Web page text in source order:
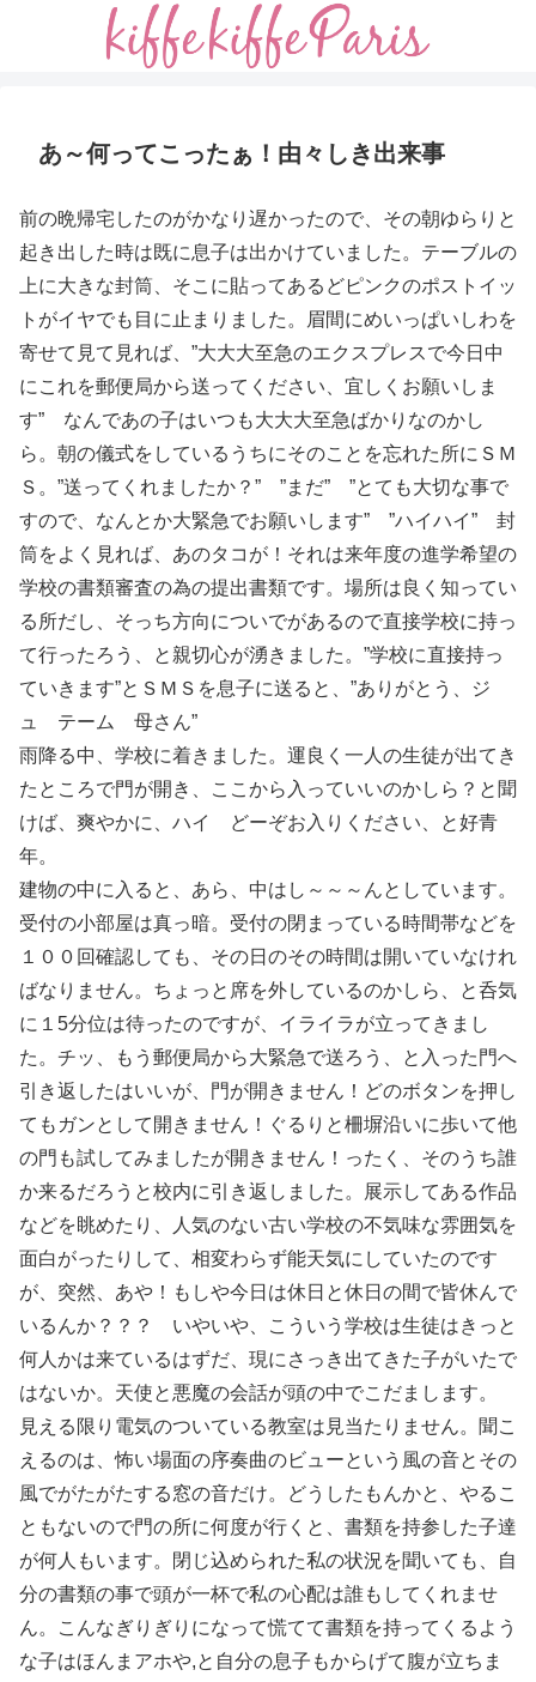
あ～何ってこったぁ！由々しき出来事
前の晩帰宅したのがかなり遅かったので、その朝ゆらりと
起き出した時は既に息子は出かけていました。テーブルの
上に大きな封筒、そこに貼ってあるどピンクのポストイッ
トがイヤでも目に止まりました。眉間にめいっぱいしわを
寄せて見て見れば、”大大大至急のエクスプレスで今日中
にこれを郵便局から送ってください、宜しくお願いしま
す” なんであの子はいつも大大大至急ばかりなのかし
ら。朝の儀式をしているうちにそのことを忘れた所にＳＭ
Ｓ。”送ってくれましたか？” ”まだ” ”とても大切な事で
すので、なんとか大緊急でお願いします” ”ハイハイ” 封
筒をよく見れば、あのタコが！それは来年度の進学希望の
学校の書類審査の為の提出書類です。場所は良く知ってい
る所だし、そっち方向についでがあるので直接学校に持っ
て行ったろう、と親切心が湧きました。”学校に直接持っ
ていきます”とＳＭＳを息子に送ると、”ありがとう、ジ
ュ テーム 母さん”
雨降る中、学校に着きました。運良く一人の生徒が出てき
たところで門が開き、ここから入っていいのかしら？と聞
けば、爽やかに、ハイ どーぞお入りください、と好青
年。
建物の中に入ると、あら、中はし～～～んとしています。
受付の小部屋は真っ暗。受付の閉まっている時間帯などを
１００回確認しても、その日のその時間は開いていなけれ
ばなりません。ちょっと席を外しているのかしら、と呑気
に１5分位は待ったのですが、イライラが立ってきまし
た。チッ、もう郵便局から大緊急で送ろう、と入った門へ
引き返したはいいが、門が開きません！どのボタンを押し
てもガンとして開きません！ぐるりと柵塀沿いに歩いて他
の門も試してみましたが開きません！ったく、そのうち誰
か来るだろうと校内に引き返しました。展示してある作品
などを眺めたり、人気のない古い学校の不気味な雰囲気を
面白がったりして、相変わらず能天気にしていたのです
が、突然、あや！もしや今日は休日と休日の間で皆休んで
いるんか？？？ いやいや、こういう学校は生徒はきっと
何人かは来ているはずだ、現にさっき出てきた子がいたで
はないか。天使と悪魔の会話が頭の中でこだまします。
見える限り電気のついている教室は見当たりません。聞こ
えるのは、怖い場面の序奏曲のビューという風の音とその
風でがたがたする窓の音だけ。どうしたもんかと、やるこ
ともないので門の所に何度が行くと、書類を持参した子達
が何人もいます。閉じ込められた私の状況を聞いても、自
分の書類の事で頭が一杯で私の心配は誰もしてくれませ
ん。こんなぎりぎりになって慌てて書類を持ってくるよう
な子はほんまアホや,と自分の息子もからげて腹が立ちま